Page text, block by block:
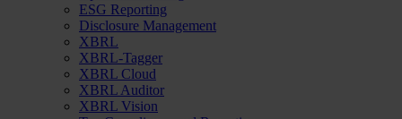
ESG Reporting
Disclosure Management
XBRL
XBRL-Tagger
XBRL Cloud
XBRL Auditor
XBRL Vision